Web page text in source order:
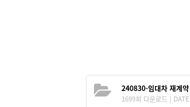
240830-임대차 재계
1699회 다운로드 |